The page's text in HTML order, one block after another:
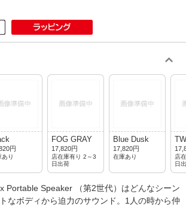
円
あり
FOG GRAY
17,820円
店在庫有り 2～3
日出荷
Blue Dusk
17,820円
在庫あり
店
日
Portable Speaker （第2世代）はどんなシーン
なボディから迫力のサウンド。1人の時から仲